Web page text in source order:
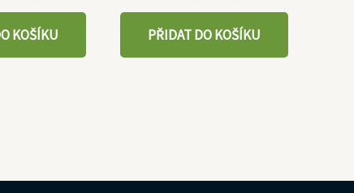
KOŠÍKU PŘIDAT DO KOŠÍKU